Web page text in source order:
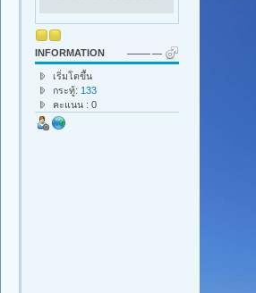
INFORMATION
เริ่มโตขึ้น
กระทู้: 133
คะแนน : 0